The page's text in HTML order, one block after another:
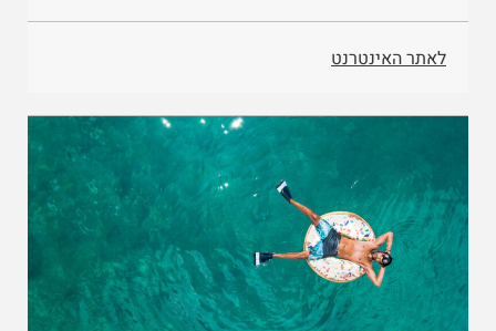
לאתר האינטרנט